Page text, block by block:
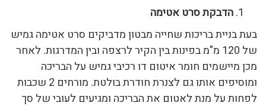
הדבקת סרט אטימה
בעת בניית בריכות שחייה מבטון מדביקים סרט אטימה גמיש
של 120 מ"מ בפינות בין הקיר לרצפה ובין המדרגות. לאחר
מכן מיישמים חומר איטום דו רכיבי גמיש על הבריכה
ומוסיפים אותו גם לצנרת חודרת בולטת. מורחים 2 שכבות
לפחות על מנת לאטום את הבריכה ומגיעים לעובי של סך